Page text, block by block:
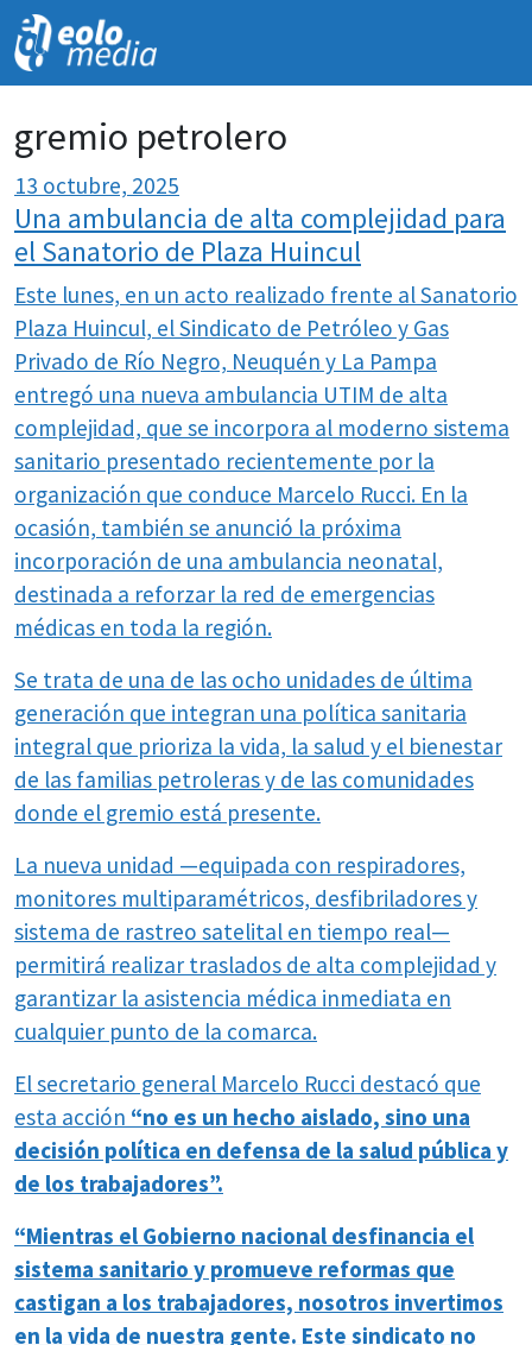
gremio petrolero
13 octubre, 2025
Una ambulancia de alta complejidad para
el Sanatorio de Plaza Huincul
Este lunes, en un acto realizado frente al Sanatorio
Plaza Huincul, el Sindicato de Petróleo y Gas
Privado de Río Negro, Neuquén y La Pampa
entregó una nueva ambulancia UTIM de alta
complejidad, que se incorpora al moderno sistema
sanitario presentado recientemente por la
organización que conduce Marcelo Rucci. En la
ocasión, también se anunció la próxima
incorporación de una ambulancia neonatal,
destinada a reforzar la red de emergencias
médicas en toda la región.
Se trata de una de las ocho unidades de última
generación que integran una política sanitaria
integral que prioriza la vida, la salud y el bienestar
de las familias petroleras y de las comunidades
donde el gremio está presente.
La nueva unidad —equipada con respiradores,
monitores multiparamétricos, desfibriladores y
sistema de rastreo satelital en tiempo real—
permitirá realizar traslados de alta complejidad y
garantizar la asistencia médica inmediata en
cualquier punto de la comarca.
El secretario general Marcelo Rucci destacó que
esta acción “no es un hecho aislado, sino una
decisión política en defensa de la salud pública y
de los trabajadores”.
“Mientras el Gobierno nacional desfinancia el
sistema sanitario y promueve reformas que
castigan a los trabajadores, nosotros invertimos
en la vida de nuestra gente. Este sindicato no